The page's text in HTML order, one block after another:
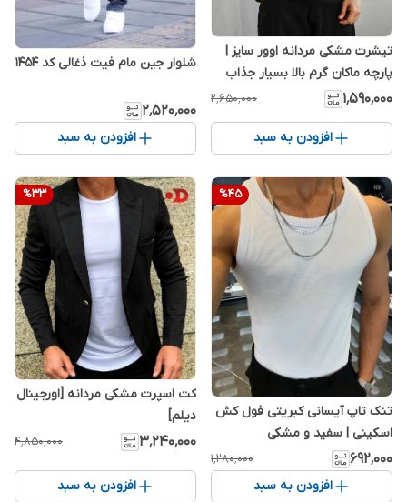
تیشرت مشکی مردانه اوور سایز |
پارچه ماکان گرم بالا بسیار جذاب
۱٬۵۹۰٬۰۰۰ ۲٬۶۵۰٬۰۰۰
افزودن به سبد
شلوار جین مام فیت ذغالی کد ۱۴۵۴
۲٬۵۲۰٬۰۰۰
افزودن به سبد
%45
تنک تاپ آیسانی کبریتی فول کش
اسکینی | سفید و مشکی
۶۹۲٬۰۰۰ ۱٬۲۸۰٬۰۰۰
افزودن به سبد
%33
کت اسپرت مشکی مردانه [اورجینال
دیلم]
۳٬۲۴۰٬۰۰۰ ۴٬۸۵۰٬۰۰۰
افزودن به سبد